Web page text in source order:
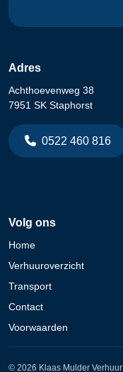
Adres
Achthoevenweg 38
7951 SK Staphorst
0522 460 816
Volg ons
Home
Verhuuroverzicht
Transport
Contact
Voorwaarden
© 2026 Klaas Mulder Verhuur